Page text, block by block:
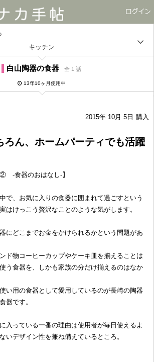
キッチン
白山陶器の食器 全 1 話
13年10ヶ月使用中
2015年 10月 5日 購入
ろん、ホームパーティでも活躍
② -食器のおはなし-】
で、お気に入りの食器に囲まれて過ごすという
はけっこう贅沢なことのような気がします。
にどこまでお金をかけられるかという問題があ
ド物コーヒーカップやケーキ皿を揃えることは
う食器を、しかも家族の分だけ揃えるのはなか
い用の食器として愛用しているのが長崎の陶器
器です。
入っている一番の理由は使用者が毎日使えるよ
いデザイン性を兼ね備えているところ。